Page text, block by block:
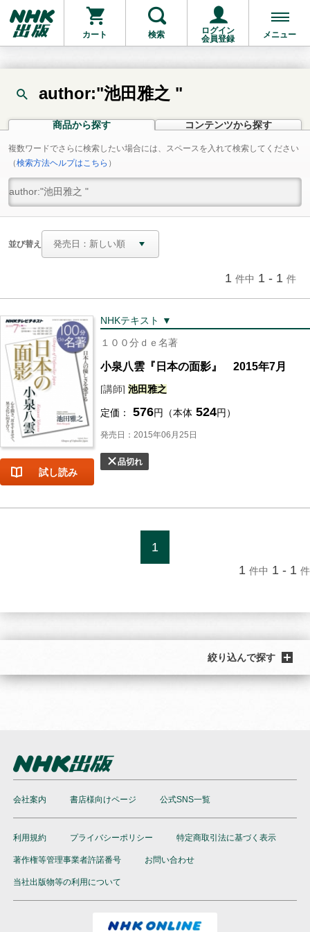
カート 検索
ログイン
会員登録
メニュー
author:"池田雅之 "
商品から探す コンテンツから探す
複数ワードでさらに検索したい場合には、スペースを入れて検索してください
（検索方法ヘルプはこちら ）
並び替え
1 件中 1 - 1 件
試し読み
NHKテキスト ▼
１００分ｄｅ名著
小泉八雲『日本の面影』 2015年7月
[講師] 池田雅之
定価： 576円（本体 524円）
発売日：2015年06月25日
品切れ
1
1 件中 1 - 1 件
絞り込んで探す
会社案内 書店様向けページ 公式SNS一覧
利用規約 プライバシーポリシー 特定商取引法に基づく表示
著作権等管理事業者許諾番号 お問い合わせ
当社出版物等の利用について